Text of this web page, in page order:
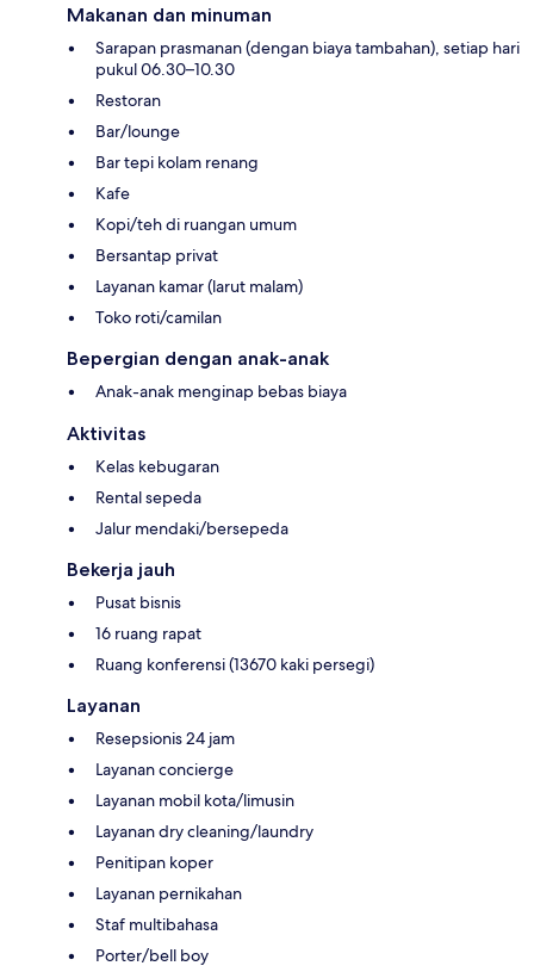
Makanan dan minuman
Sarapan prasmanan (dengan biaya tambahan), setiap hari
pukul 06.30–10.30
Restoran
Bar/lounge
Bar tepi kolam renang
Kafe
Kopi/teh di ruangan umum
Bersantap privat
Layanan kamar (larut malam)
Toko roti/camilan
Bepergian dengan anak-anak
Anak-anak menginap bebas biaya
Aktivitas
Kelas kebugaran
Rental sepeda
Jalur mendaki/bersepeda
Bekerja jauh
Pusat bisnis
16 ruang rapat
Ruang konferensi (13670 kaki persegi)
Layanan
Resepsionis 24 jam
Layanan concierge
Layanan mobil kota/limusin
Layanan dry cleaning/laundry
Penitipan koper
Layanan pernikahan
Staf multibahasa
Porter/bell boy